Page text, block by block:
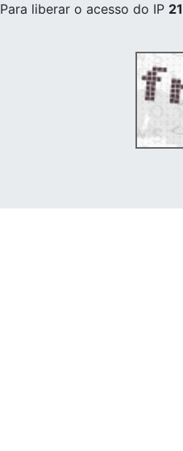
Para liberar o acesso do IP